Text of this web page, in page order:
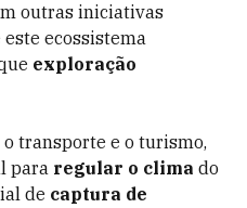
outras iniciativas
ecossistema
exploração
transporte e o turismo,
para regular o clima do
de captura de